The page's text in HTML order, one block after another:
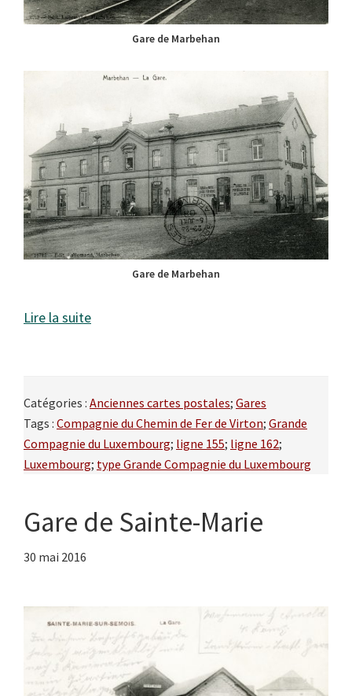
Gare de Marbehan
Gare de Marbehan
Lire la suite
Catégories : Anciennes cartes postales; Gares
Tags : Compagnie du Chemin de Fer de Virton; Grande
Compagnie du Luxembourg; ligne 155; ligne 162;
Luxembourg; type Grande Compagnie du Luxembourg
Gare de Sainte-Marie
30 mai 2016